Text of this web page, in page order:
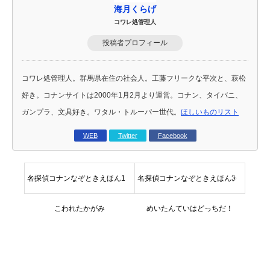
海月くらげ
コワレ処管理人
投稿者プロフィール
コワレ処管理人。群馬県在住の社会人。工藤フリークな平次と、萩松
好き。コナンサイトは2000年1月2月より運営。コナン、タイバニ、
ガンプラ、文具好き。ワタル・トルーパー世代。 ほしいものリスト
WEB Twitter Facebook
名探偵コナンなぞときえほん1
こわれたかがみ
名探偵コナンなぞときえほん3
めいたんていはどっちだ！